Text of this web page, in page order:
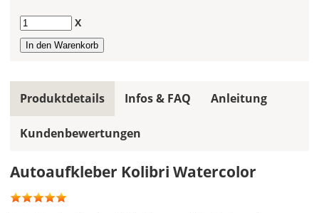
der
Autoaufkleber
gespiegelt
Im
Anzahl X
Produktdetails
Autoaufkleber Kolibri Watercolor
Infos & FAQ Anleitung
Kundenbewertungen